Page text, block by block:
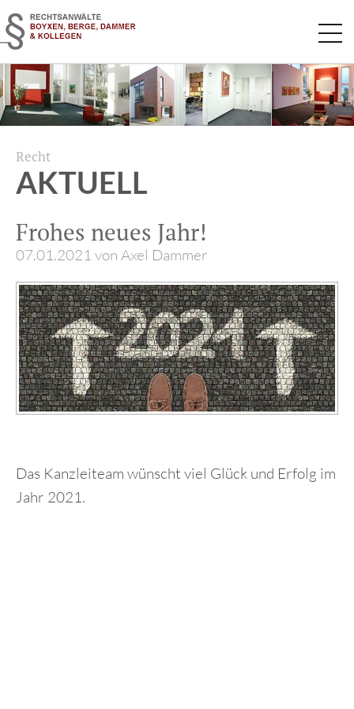
Navigation
überspringen
Recht
AKTUELL
Frohes neues Jahr!
07.01.2021 von Axel Dammer
Das Kanzleiteam wünscht viel Glück und Erfolg im
Jahr 2021.